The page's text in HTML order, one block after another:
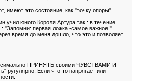
имеют это состояние, как "точку опоры".
юного Короля Артура так : в течение
: "Запомни: первая ложка -самое важное!"
время до меня дошло, что это и позволяет
ПРИНЯТЬ своими ЧУВСТВАМИ И
Если что-то напрягает или